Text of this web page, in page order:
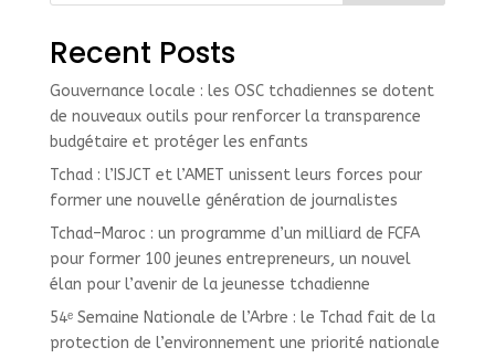
Recent Posts
Gouvernance locale : les OSC tchadiennes se dotent
de nouveaux outils pour renforcer la transparence
budgétaire et protéger les enfants
Tchad : l’ISJCT et l’AMET unissent leurs forces pour
former une nouvelle génération de journalistes
Tchad–Maroc : un programme d’un milliard de FCFA
pour former 100 jeunes entrepreneurs, un nouvel
élan pour l’avenir de la jeunesse tchadienne
54ᵉ Semaine Nationale de l’Arbre : le Tchad fait de la
protection de l’environnement une priorité nationale